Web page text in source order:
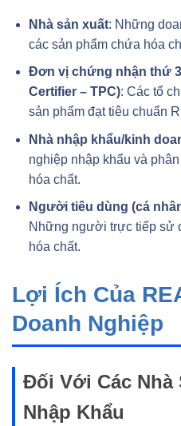
Nhà sản xuất: Những
các sản phẩm chứa hóa
Đơn vị chứng nhận thứ
Certifier – TPC): Các tổ
sản phẩm đạt tiêu chuẩn
Nhà nhập khẩu/kinh
nghiệp nhập khẩu và
hóa chất.
Người tiêu dùng (cá
Những người trực tiếp sử
hóa chất.
Lợi Ích Của
Doanh Nghiệp
Đối Với Các Nhà
Nhập Khẩu